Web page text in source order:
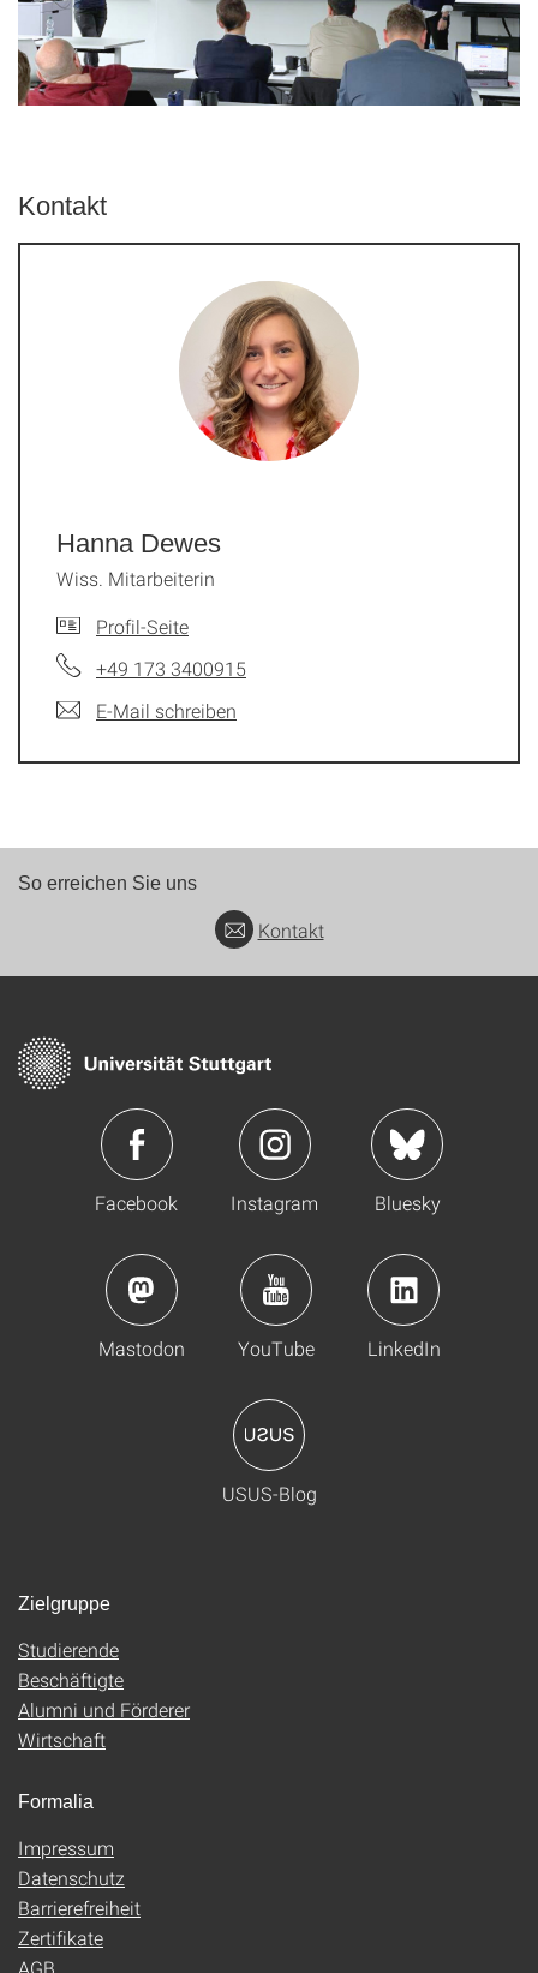
Kontakt
Hanna Dewes
Wiss. Mitarbeiterin
Profil-Seite
+49 173 3400915
E-Mail schreiben
So erreichen Sie uns
Kontakt
Facebook Instagram Bluesky
Mastodon YouTube LinkedIn
USUS-Blog
Zielgruppe
Studierende
Beschäftigte
Alumni und Förderer
Wirtschaft
Formalia
Impressum
Datenschutz
Barrierefreiheit
Zertifikate
AGB